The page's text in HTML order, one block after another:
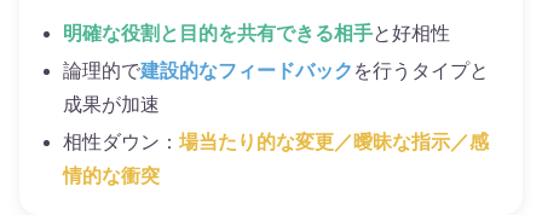
明確な役割と目的を共有できる相手と好相性
論理的で建設的なフィードバック を行うタイプと
成果が加速
相性ダウン： 場当たり的な変更／曖昧な指示／感
情的な衝突